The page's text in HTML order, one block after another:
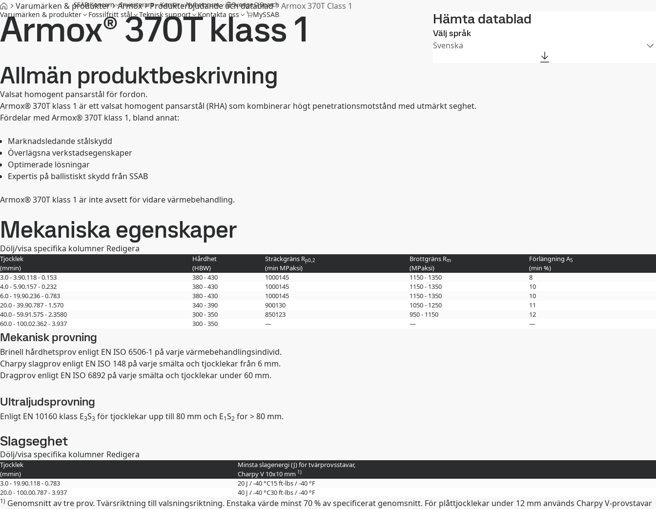
SSAB Koncern Investerare Karriär Nyhetsrum Sverige Search
Varumärken & produkter Fossilfritt stål Teknisk support Kontakta oss MySSAB
Varumärken & produkter Armox Produkterbjudande och datablad Armox 370T Class 1
Armox® 370T klass 1 Hämta datablad
Välj språk
Svenska
Allmän produktbeskrivning
Valsat homogent pansarstål för fordon.
Armox® 370T klass 1 är ett valsat homogent pansarstål (RHA) som kombinerar högt penetrationsmotstånd med utmärkt seghet.
Fördelar med Armox® 370T klass 1, bland annat:
Marknadsledande stålskydd
Överlägsna verkstadsegenskaper
Optimerade lösningar
Expertis på ballistiskt skydd från SSAB
Armox® 370T klass 1 är inte avsett för vidare värmebehandling.
Mekaniska egenskaper
Dölj/visa specifika kolumner Redigera
Tjocklek
(mmin)
Hårdhet
(HBW)
Sträckgräns Rp0,2
(min MPaksi)
Brottgräns Rm
(MPaksi)
Förlängning A5
(min %)
3.0 - 3.90.118 - 0.153 380 - 430 1000145 1150 - 1350
8
4.0 - 5.90.157 - 0.232 380 - 430 1000145 1150 - 1350
10
6.0 - 19.90.236 - 0.783 380 - 430 1000145 1150 - 1350
10
20.0 - 39.90.787 - 1.570 340 - 390 900130 1050 - 1250
11
40.0 - 59.91.575 - 2.3580 300 - 350 850123 950 - 1150
12
60.0 - 100.02.362 - 3.937 300 - 350 — — —
Mekanisk provning
Brinell hårdhetsprov enligt EN ISO 6506-1 på varje värmebehandlingsindivid.
Charpy slagprov enligt EN ISO 148 på varje smälta och tjocklekar från 6 mm.
Dragprov enligt EN ISO 6892 på varje smälta och tjocklekar under 60 mm.
Ultraljudsprovning
Enligt EN 10160 klass E3S3 för tjocklekar upp till 80 mm och E1S2 for > 80 mm.
Slagseghet
Dölj/visa specifika kolumner Redigera
Tjocklek
(mmin)
Minsta slagenergi (J) för tvärprovsstavar,
Charpy V 10x10 mm 1)
3.0 - 19.90.118 - 0.783 20 J / -40 °C15 ft-lbs / -40 °F
20.0 - 100.00.787 - 3.937 40 J / -40 °C30 ft-lbs / -40 °F
1) Genomsnitt av tre prov. Tvärsriktning till valsningsriktning. Enstaka värde minst 70 % av specificerat genomsnitt. För plåttjocklekar under 12 mm används Charpy V-provstavar